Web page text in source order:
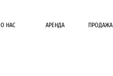
О НАС АРЕНДА ПРОДАЖА